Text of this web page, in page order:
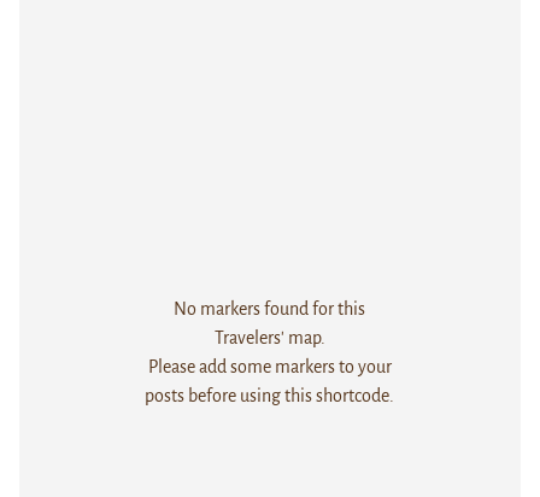
No markers found for this
Travelers' map.
Please add some markers to your
posts before using this shortcode.